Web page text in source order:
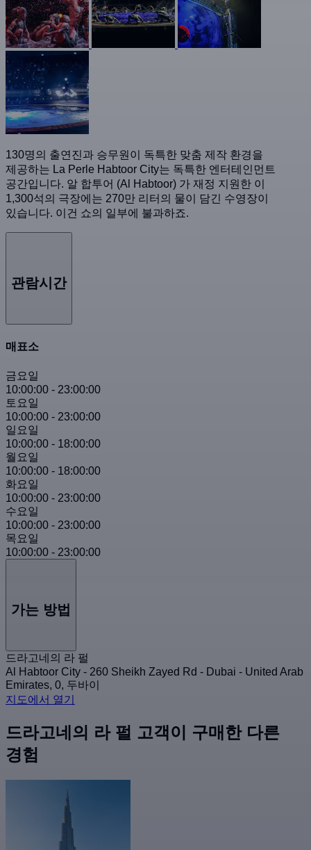
130명의 출연진과 승무원이 독특한 맞춤 제작 환경을
제공하는 La Perle Habtoor City는 독특한 엔터테인먼트
공간입니다. 알 합투어 (Al Habtoor) 가 재정 지원한 이
1,300석의 극장에는 270만 리터의 물이 담긴 수영장이
있습니다. 이건 쇼의 일부에 불과하죠.
관람시간
매표소
금요일
10:00:00 - 23:00:00
토요일
10:00:00 - 23:00:00
일요일
10:00:00 - 18:00:00
월요일
10:00:00 - 18:00:00
화요일
10:00:00 - 23:00:00
수요일
10:00:00 - 23:00:00
목요일
10:00:00 - 23:00:00
가는 방법
드라고네의 라 펄
Al Habtoor City - 260 Sheikh Zayed Rd - Dubai - United Arab
Emirates, 0, 두바이
지도에서 열기
드라고네의 라 펄 고객이 구매한 다른
경험